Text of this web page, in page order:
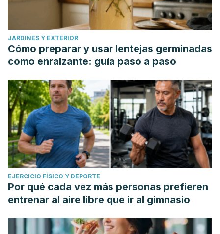
JARDINES Y EXTERIOR
Cómo preparar y usar lentejas germinadas
como enraizante: guía paso a paso
EJERCICIO FÍSICO Y DEPORTE
Por qué cada vez más personas prefieren
entrenar al aire libre que ir al gimnasio